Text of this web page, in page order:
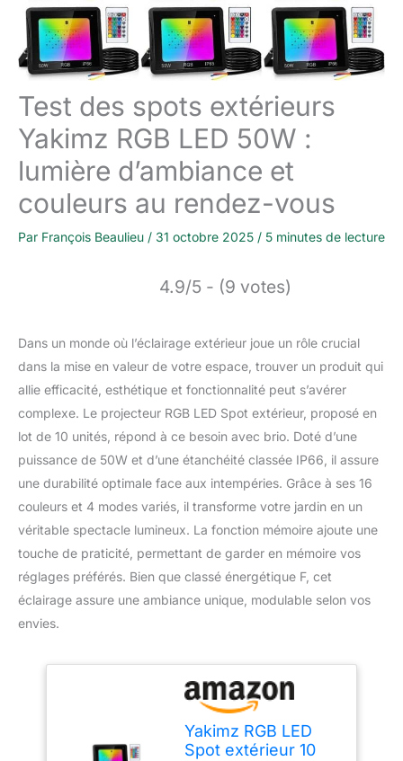
Test des spots extérieurs
Yakimz RGB LED 50W :
lumière d’ambiance et
couleurs au rendez-vous
Par François Beaulieu / 31 octobre 2025 / 5 minutes de lecture
4.9/5 - (9 votes)
Dans un monde où l’éclairage extérieur joue un rôle crucial
dans la mise en valeur de votre espace, trouver un produit qui
allie efficacité, esthétique et fonctionnalité peut s’avérer
complexe. Le projecteur RGB LED Spot extérieur, proposé en
lot de 10 unités, répond à ce besoin avec brio. Doté d’une
puissance de 50W et d’une étanchéité classée IP66, il assure
une durabilité optimale face aux intempéries. Grâce à ses 16
couleurs et 4 modes variés, il transforme votre jardin en un
véritable spectacle lumineux. La fonction mémoire ajoute une
touche de praticité, permettant de garder en mémoire vos
réglages préférés. Bien que classé énergétique F, cet
éclairage assure une ambiance unique, modulable selon vos
envies.
Yakimz RGB LED
Spot extérieur 10